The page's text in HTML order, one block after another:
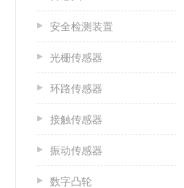
安全检测装置
光栅传感器
环路传感器
接触传感器
振动传感器
数字凸轮